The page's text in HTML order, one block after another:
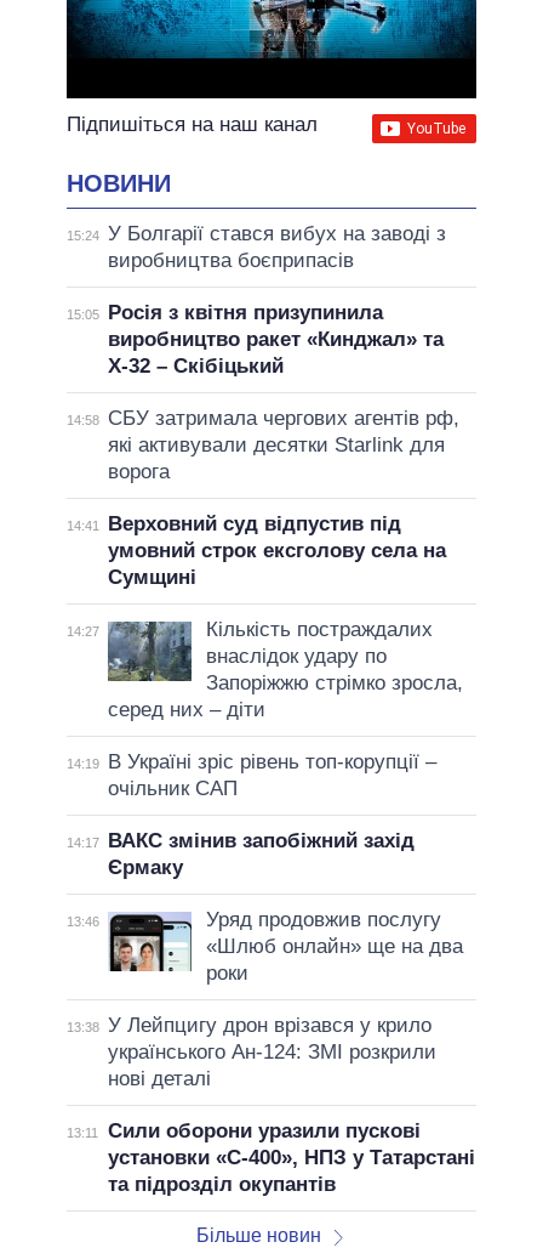
Підпишіться на наш канал
НОВИНИ
15:24 У Болгарії стався вибух на заводі з
виробництва боєприпасів
15:05
Росія з квітня призупинила
виробництво ракет «Кинджал» та
Х-32 – Скібіцький
14:58
СБУ затримала чергових агентів рф,
які активували десятки Starlink для
ворога
14:41
Верховний суд відпустив під
умовний строк ексголову села на
Сумщині
14:27
Кількість постраждалих
внаслідок удару по
Запоріжжю стрімко зросла,
серед них – діти
14:19
В Україні зріс рівень топ-корупції –
очільник САП
14:17
ВАКС змінив запобіжний захід
Єрмаку
13:46
Уряд продовжив послугу
«Шлюб онлайн» ще на два
роки
13:38 У Лейпцигу дрон врізався у крило
українського Ан-124: ЗМІ розкрили
нові деталі
13:11
Сили оборони уразили пускові
установки «С-400», НПЗ у Татарстані
та підрозділ окупантів
Більше новин